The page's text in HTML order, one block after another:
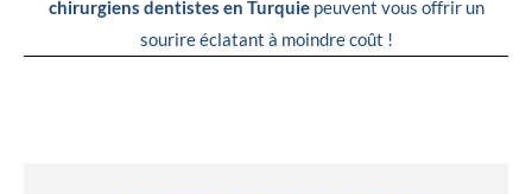
chirurgiens dentistes en Turquiepeuvent vous offrir un
sourire éclatant à moindre coût !